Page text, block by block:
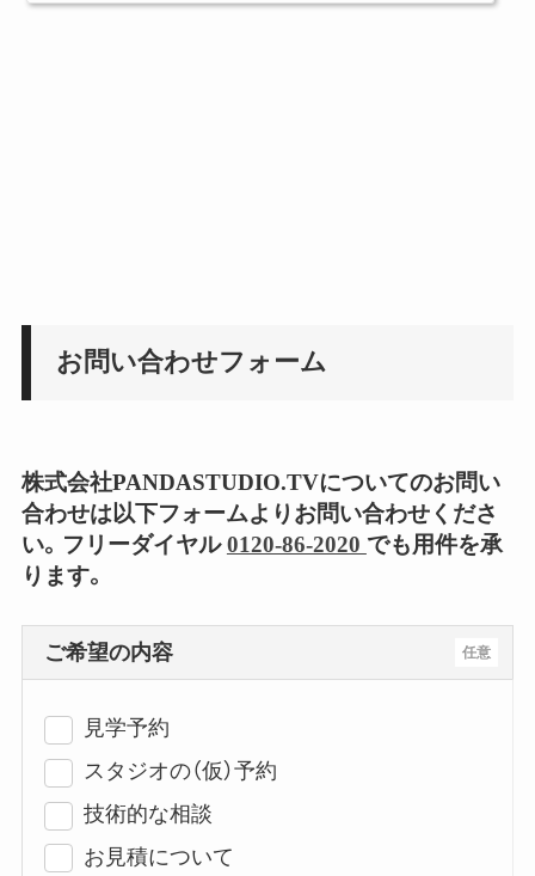
お問い合わせフォーム
株式会社PANDASTUDIO.TVについてのお問い
合わせは以下フォームよりお問い合わせくださ
い。フリーダイヤル0120-86-2020 でも用件を承
ります。
任意
ご希望の内容
見学予約
スタジオの（仮）予約
技術的な相談
お見積について